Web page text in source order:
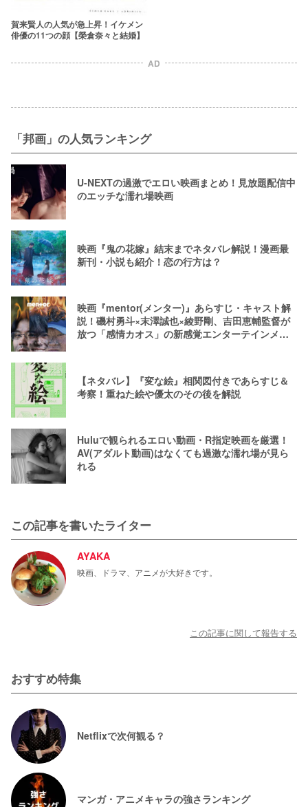
賀来賢人の人気が急上昇！イケメン
俳優の11つの顔【榮倉奈々と結婚】
AD
「邦画」の人気ランキング
U-NEXTの過激でエロい映画まとめ！見放題配信中
のエッチな濡れ場映画
映画『鬼の花嫁』結末までネタバレ解説！漫画最
新刊・小説も紹介！恋の行方は？
映画『mentor(メンター)』あらすじ・キャスト解
説！磯村勇斗×末澤誠也×綾野剛、吉田恵輔監督が
放つ「感情カオス」の新感覚エンターテインメン
【ネタバレ】『変な絵』相関図付きであらすじ＆
考察！重ねた絵や優太のその後を解説
Huluで観られるエロい動画・R指定映画を厳選！
AV(アダルト動画)はなくても過激な濡れ場が見ら
れる
この記事を書いたライター
AYAKA
映画、ドラマ、アニメが大好きです。
この記事に関して報告する
おすすめ特集
Netflixで次何観る？
マンガ・アニメキャラの強さランキング